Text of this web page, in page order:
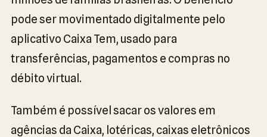
pode ser movimentado digitalmente pelo
aplicativo Caixa Tem, usado para
transferências, pagamentos e compras no
débito virtual.
Também é possível sacar os valores em
agências da Caixa, lotéricas, caixas eletrônicos